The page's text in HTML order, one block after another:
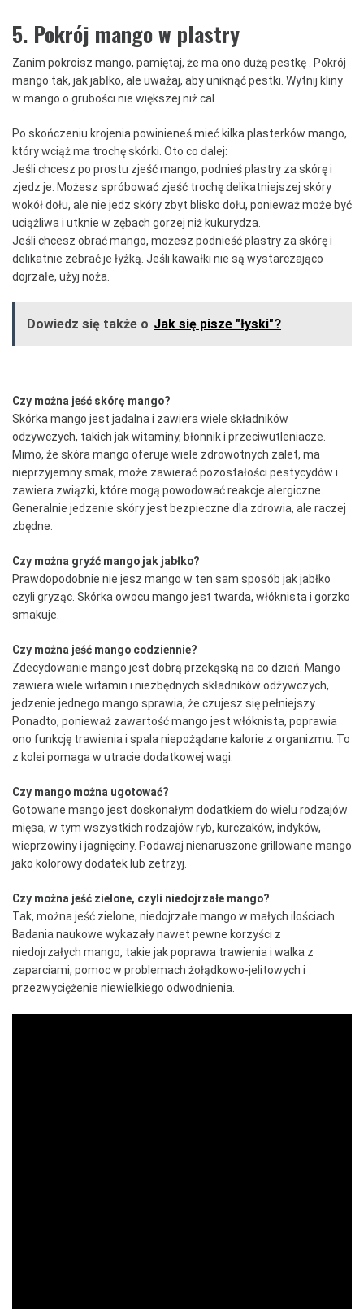
5. Pokrój mango w plastry
Zanim pokroisz mango, pamiętaj, że ma ono dużą pestkę . Pokrój
mango tak, jak jabłko, ale uważaj, aby uniknąć pestki. Wytnij kliny
w mango o grubości nie większej niż cal.
Po skończeniu krojenia powinieneś mieć kilka plasterków mango,
który wciąż ma trochę skórki. Oto co dalej:
Jeśli chcesz po prostu zjeść mango, podnieś plastry za skórę i
zjedz je. Możesz spróbować zjeść trochę delikatniejszej skóry
wokół dołu, ale nie jedz skóry zbyt blisko dołu, ponieważ może być
uciążliwa i utknie w zębach gorzej niż kukurydza.
Jeśli chcesz obrać mango, możesz podnieść plastry za skórę i
delikatnie zebrać je łyżką. Jeśli kawałki nie są wystarczająco
dojrzałe, użyj noża.
Dowiedz się także o Jak się pisze "łyski"?
Czy można jeść skórę mango?
Skórka mango jest jadalna i zawiera wiele składników
odżywczych, takich jak witaminy, błonnik i przeciwutleniacze.
Mimo, że skóra mango oferuje wiele zdrowotnych zalet, ma
nieprzyjemny smak, może zawierać pozostałości pestycydów i
zawiera związki, które mogą powodować reakcje alergiczne.
Generalnie jedzenie skóry jest bezpieczne dla zdrowia, ale raczej
zbędne.
Czy można gryźć mango jak jabłko?
Prawdopodobnie nie jesz mango w ten sam sposób jak jabłko
czyli gryząc. Skórka owocu mango jest twarda, włóknista i gorzko
smakuje.
Czy można jeść mango codziennie?
Zdecydowanie mango jest dobrą przekąską na co dzień. Mango
zawiera wiele witamin i niezbędnych składników odżywczych,
jedzenie jednego mango sprawia, że czujesz się pełniejszy.
Ponadto, ponieważ zawartość mango jest włóknista, poprawia
ono funkcję trawienia i spala niepożądane kalorie z organizmu. To
z kolei pomaga w utracie dodatkowej wagi.
Czy mango można ugotować?
Gotowane mango jest doskonałym dodatkiem do wielu rodzajów
mięsa, w tym wszystkich rodzajów ryb, kurczaków, indyków,
wieprzowiny i jagnięciny. Podawaj nienaruszone grillowane mango
jako kolorowy dodatek lub zetrzyj.
Czy można jeść zielone, czyli niedojrzałe mango?
Tak, można jeść zielone, niedojrzałe mango w małych ilościach.
Badania naukowe wykazały nawet pewne korzyści z
niedojrzałych mango, takie jak poprawa trawienia i walka z
zaparciami, pomoc w problemach żołądkowo-jelitowych i
przezwyciężenie niewielkiego odwodnienia.